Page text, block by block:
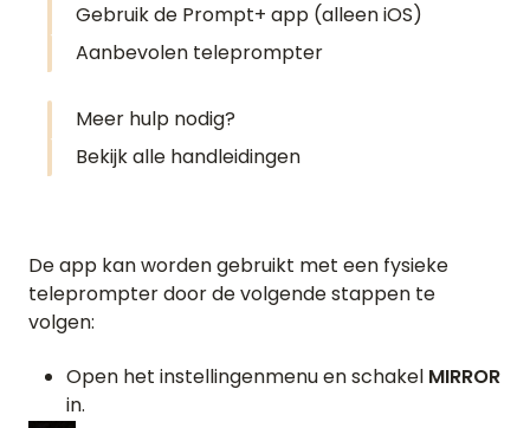
Gebruik de Prompt+ app (alleen iOS)
Aanbevolen teleprompter
Meer hulp nodig?
Bekijk alle handleidingen
De app kan worden gebruikt met een fysieke
teleprompter door de volgende stappen te
volgen:
Open het instellingenmenu en schakel MIRROR
in.